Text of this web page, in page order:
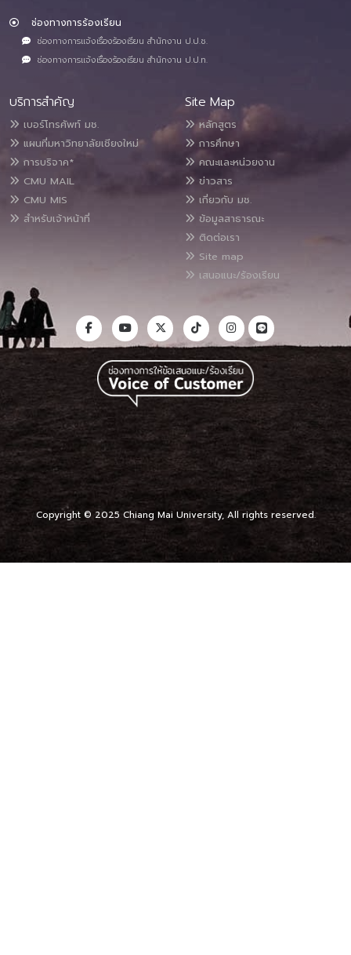
ช่องทางการร้องเรียน
ช่องทางการแจ้งเรื่องร้องเรียน สำนักงาน ป.ป.ช.
ช่องทางการแจ้งเรื่องร้องเรียน สำนักงาน ป.ป.ท.
บริการสำคัญ
เบอร์โทรศัพท์ มช.
แผนที่มหาวิทยาลัยเชียงใหม่
การบริจาค*
CMU MAIL
CMU MIS
สำหรับเจ้าหน้าที่
Site Map
หลักสูตร
การศึกษา
คณะและหน่วยงาน
ข่าวสาร
เกี่ยวกับ มช.
ข้อมูลสาธารณะ
ติดต่อเรา
Site map
เสนอแนะ/ร้องเรียน
Copyright © 2025 Chiang Mai University, All rights reserved.